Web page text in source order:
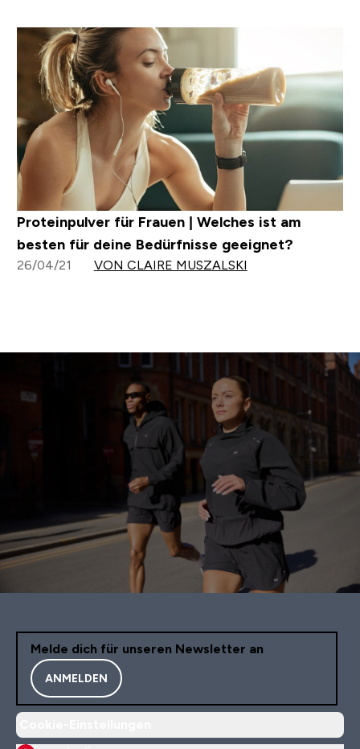
Proteinpulver für Frauen | Welches ist am
besten für deine Bedürfnisse geeignet?
26/04/21 VON CLAIRE MUSZALSKI
Melde dich für unseren Newsletter an
ANMELDEN